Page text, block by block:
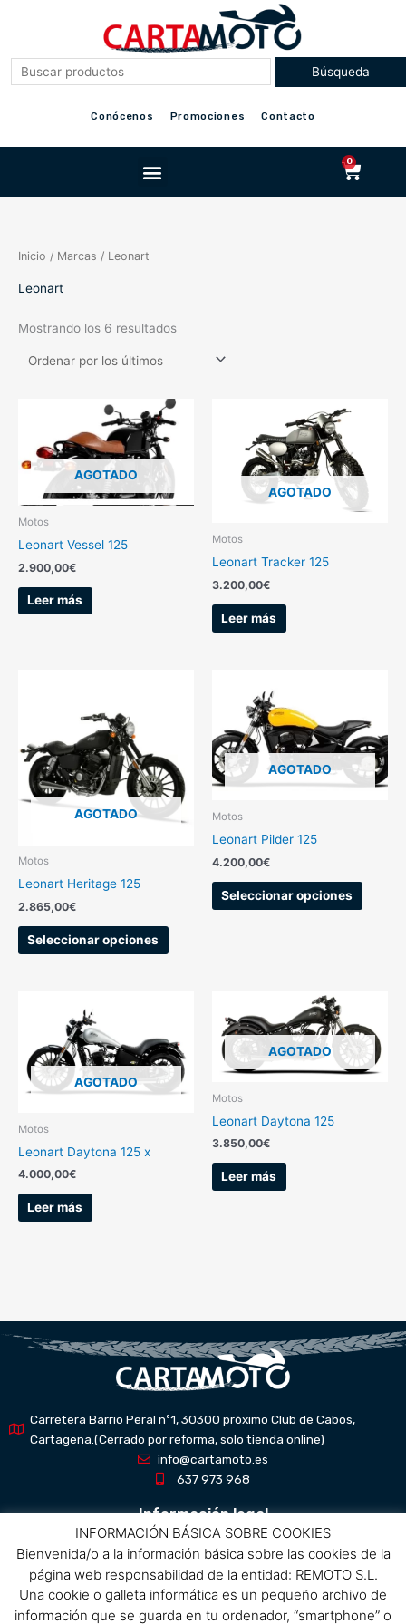
Conócenos Promociones Contacto
Menu 0
Inicio / Marcas / Leonart
Leonart
Mostrando los 6 resultados
AGOTADO
Motos
Leonart Vessel 125
2.900,00€
Leer más
AGOTADO
Motos
Leonart Tracker 125
3.200,00€
Leer más
AGOTADO
Motos
Leonart Heritage 125
2.865,00€
Seleccionar opciones
AGOTADO
Motos
Leonart Pilder 125
4.200,00€
Seleccionar opciones
AGOTADO
Motos
Leonart Daytona 125 x
4.000,00€
Leer más
AGOTADO
Motos
Leonart Daytona 125
3.850,00€
Leer más
Carretera Barrio Peral nº1, 30300 próximo Club de Cabos,
Cartagena.(Cerrado por reforma, solo tienda online)
info@cartamoto.es
637 973 968
Información legal
Aviso Legal
Política de privacidad
Política de protección de datos
INFORMACIÓN BÁSICA SOBRE COOKIES
Bienvenida/o a la información básica sobre las cookies de la
página web responsabilidad de la entidad: REMOTO S.L.
Una cookie o galleta informática es un pequeño archivo de
información que se guarda en tu ordenador, “smartphone” o